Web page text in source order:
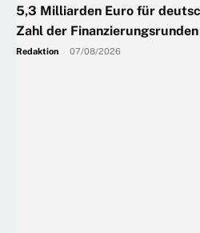
5,3 Milliarden Euro für
Zahl der
Redaktion 07/08/2026